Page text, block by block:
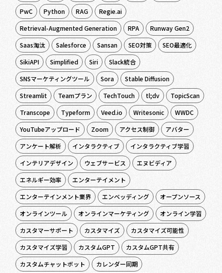
PwC
Python RAG
Regie.ai
Retrieval-Augmented Generation
RPA
Runway Gen2
Saas淘汰
Salesforce Sansan SEO対策
SEO最適化
SikiAPI
Simplified Siri
Slack統合
SNSマーケティングツール
Sora
Stable Diffusion
Streamlit
Teamプラン TechTouch tl;dv
TopicScan
Transcope
Typeform Veed.io Writesonic
WWDC
YouTubeアップロード
Zoom アクセス制御
アバター
アンケート解析
インタラクティブ
インタラクティブ学習
インテリアデザイン
ウェブサービス
エヌビディア
エネルギー効率
エンターテイメント
エンターテインメント業界
エンベッディング
オープンソース
オンラインツール
オンラインマーケティング
オンライン学習
カスタマーサポート
カスタマイズ
カスタマイズ可能性
カスタマイズ学習
カスタムGPT
カスタムGPT共有
カスタムチャットボット
カレンダー同期